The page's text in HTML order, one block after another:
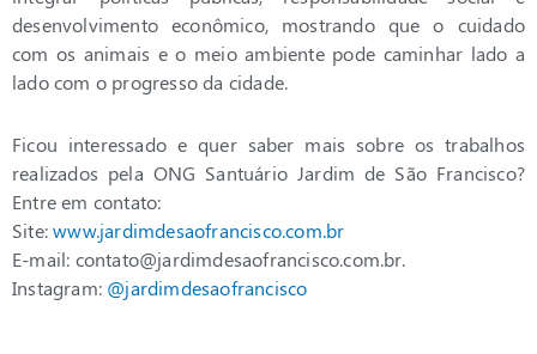
desenvolvimento econômico, mostrando que o cuidado
com os animais e o meio ambiente pode caminhar lado a
lado com o progresso da cidade.
Ficou interessado e quer saber mais sobre os trabalhos
realizados pela ONG Santuário Jardim de São Francisco?
Entre em contato:
Site:www.jardimdesaofrancisco.com.br
E-mail: contato@jardimdesaofrancisco.com.br.
Instagram: @jardimdesaofrancisco